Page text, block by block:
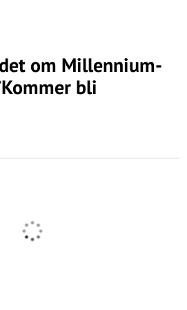
om Millennium-
bli